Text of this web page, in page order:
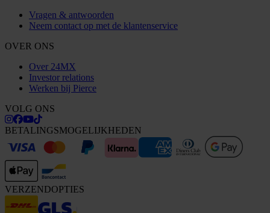
Vragen & antwoorden
Neem contact op met de klantenservice
OVER ONS
Over 24MX
Investor relations
Werken bij Pierce
VOLG ONS
BETALINGSMOGELIJKHEDEN
VERZENDOPTIES